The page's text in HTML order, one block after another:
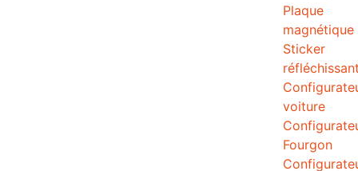
Plaque
magnétique
Sticker
voiture
Fourgon